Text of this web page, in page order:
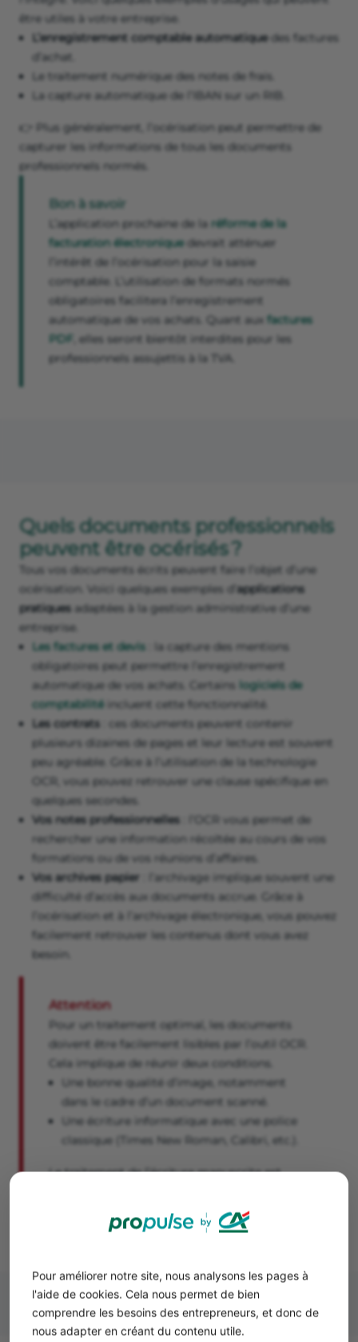
Pour améliorer notre site, nous analysons les pages à
l'aide de cookies. Cela nous permet de bien
comprendre les besoins des entrepreneurs, et donc de
nous adapter en créant du contenu utile.
être utiles à votre entreprise.
L’enregistrement comptable automatiquedes factures
d’achat.
Le traitement numérique des notes de frais.
La capture automatique de l’IBAN sur un RIB.
👉 Plus généralement, l’océrisation peut permettre de
capturer les informations de tous les documents
professionnels normés.
Bon à savoir
L’application prochaine de la réforme de la
facturation électroniquedevrait atténuer
l’intérêt de l’océrisation pour la saisie
comptable. L’utilisation de formats normés
obligatoires facilitera l’enregistrement
automatique de vos achats. Quant aux factures
PDF , elles seront bientôt interdites pour les
professionnels assujettis à la TVA.
Quels documents professionnels
peuvent être océrisés ?
Tous vos documents écrits peuvent faire l’objet d’une
océrisation. Voici quelques exemples d’ applications
pratiques adaptées à la gestion administrative d’une
entreprise.
Les factures et devis : la capture des mentions
obligatoires peut permettre l’enregistrement
automatique de vos achats. Certains logiciels de
comptabilité incluent cette fonctionnalité.
Les contrats
: ces documents peuvent contenir
plusieurs dizaines de pages et leur lecture est souvent
peu agréable. Grâce à l’utilisation de la technologie
OCR, vous pouvez retrouver une clause spécifique en
quelques secondes.
Vos notes professionnelles : l’OCR vous permet de
rechercher une information récoltée au cours de vos
formations ou de vos réunions d’affaires.
Vos archives papier
: l’archivage implique souvent une
difficulté d’accès aux documents accrue. Grâce à
l’océrisation et à l’archivage électronique, vous pouvez
facilement retrouver les contenus dont vous avez
besoin.
Attention
Pour un traitement optimal, les documents
doivent être facilement lisibles par l’outil OCR.
Cela implique de réunir deux conditions.
Une bonne qualité d’image, notamment
dans le cadre d’un document scanné.
Une écriture informatique avec une police
classique (Times New Roman, Calibri, etc.).
Le traitement de l’écriture manuscrite est
plus d’erreurs de retranscription !